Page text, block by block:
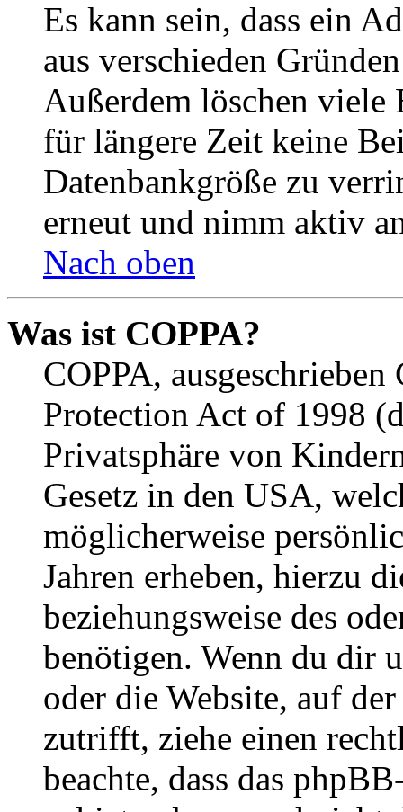
Es kann sein, dass ein
aus verschieden
Außerdem löschen viele
für längere Zeit keine
Datenbankgröße zu
erneut und nimm aktiv
Nach oben
Was ist COPPA?
COPPA,
Protection Act of 1998
Privatsphäre von
Gesetz in den USA,
möglicherweise
Jahren erheben, hierzu
beziehungsweise des
benötigen. Wenn du dir
oder die Website, auf
zutrifft, ziehe einen
beachte, dass das